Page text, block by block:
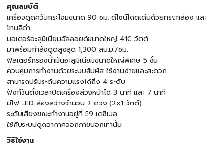
คุณสมบัติ
เครื่องดูดควันกระโจมขนาด 90 ซม. ดีไซน์โดดเด่นด้วยทรงกล่อง และ
โทนสีดำ
มอเตอร์อะลูมิเนียมอัลลอยด์ขนาดใหญ่ 410 วัตต์
มาพร้อมกำลังดูดสูงสุด 1,300 ลบ.ม./ชม.
ฟิลเตอร์กรองน้ำมันอะลูมิเนียมขนาดใหญ่พิเศษ 5 ชั้น
ควบคุมการทำงานด้วยระบบสัมผัส ใช้งานง่ายและสะดวก
สามารถปรับระดับความแรงได้ถึง 4 ระดับ
ฟังก์ชันตั้งเวลาปิดเครื่องล่วงหน้าได้ 3 นาที และ 7 นาที
มีไฟ LED ส่องสว่างจำนวน 2 ดวง (2x1 วัตต์)
ระดับเสียงขณะทำงานอยู่ที่ 59 เดซิเบล
ใช้กับระบบดูดอากาศออกภายนอกเท่านั้น
วิธีใช้งาน